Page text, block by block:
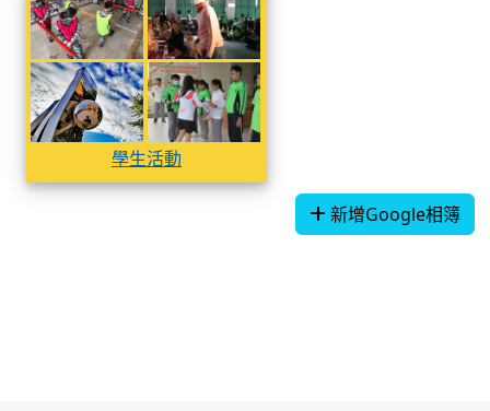
學生活動
學生活動
新增Google相簿